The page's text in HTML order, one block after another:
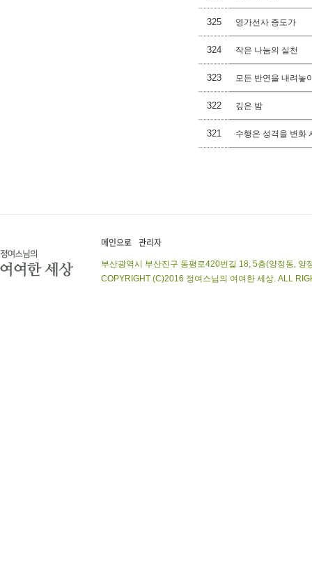
325 영가선사 증도가
324 작은 나눔의 실천
323 모든 반연을 내려놓
322 깊은 밤
321 수행은 성격을 변화
메인으로 관리자
부산광역시 부산진구 동평로420번길 18, 5층(양정동,
COPYRIGHT (C)2016 정여스님의 여여한 세상. ALL